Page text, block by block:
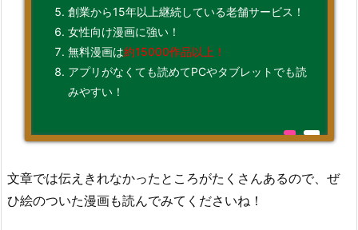
創業から15年以上継続している老舗サービス！
女性向け漫画に強い！
無料漫画は約15000作品以上！
アプリがなくても読めてPCやタブレットでも読
みやすい！
文章では伝えきれなかったところがたくさんあるので、ぜ
ひ絵のついた漫画も読んでみてくださいね！